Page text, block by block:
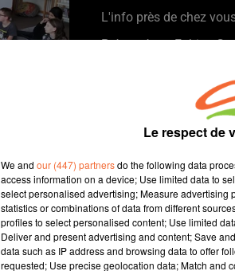
L'info près de chez
Présenté par Fabien
- Après les faits
va ouvrir ses portes
- Le lancement du défi
- L'avenir du Magasin
- En Deux-Sèvres, la
(photo)
- Les motards de
mobilisés le week-end
une petite fille
Le respect de
We and our (447) partnersdo the following data
access information on a device; Use limited data to
select personalised advertising; Measure advertising
statistics or combinations of data from different
profiles to select personalised content; Use limited
Deliver and present advertising and content; Save
data such as IP address and browsing data to offer
requested; Use precise geolocation data; Match and